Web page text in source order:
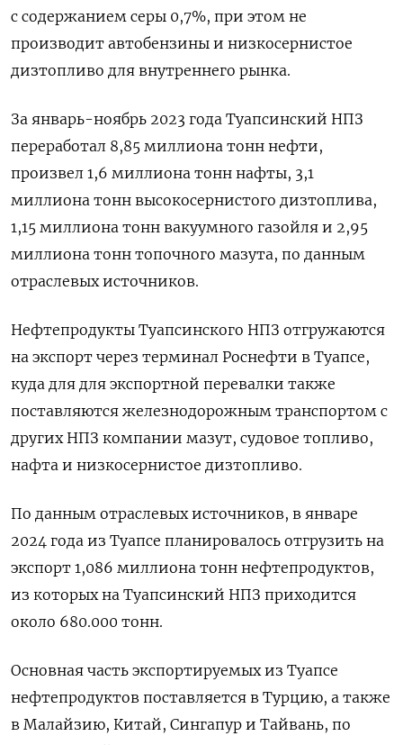
с содержанием серы 0,7%, при этом не
производит автобензины и низкосернистое
дизтопливо для внутреннего рынка.
За январь-ноябрь 2023 года Туапсинский НПЗ
переработал 8,85 миллиона тонн нефти,
произвел 1,6 миллиона тонн нафты, 3,1
миллиона тонн высокосернистого дизтоплива,
1,15 миллиона тонн вакуумного газойля и 2,95
миллиона тонн топочного мазута, по данным
отраслевых источников.
Нефтепродукты Туапсинского НПЗ отгружаются
на экспорт через терминал Роснефти в Туапсе,
куда для для экспортной перевалки также
поставляются железнодорожным транспортом с
других НПЗ компании мазут, судовое топливо,
нафта и низкосернистое дизтопливо.
По данным отраслевых источников, в январе
2024 года из Туапсе планировалось отгрузить на
экспорт 1,086 миллиона тонн нефтепродуктов,
из которых на Туапсинский НПЗ приходится
около 680.000 тонн.
Основная часть экспортируемых из Туапсе
нефтепродуктов поставляется в Турцию, а также
в Малайзию, Китай, Сингапур и Тайвань, по